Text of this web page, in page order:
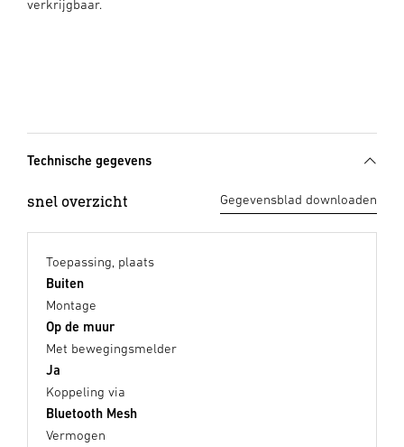
verkrijgbaar.
Technische gegevens
snel overzicht Gegevensblad downloaden
Toepassing, plaats
Buiten
Montage
Op de muur
Met bewegingsmelder
Ja
Koppeling via
Bluetooth Mesh
Vermogen